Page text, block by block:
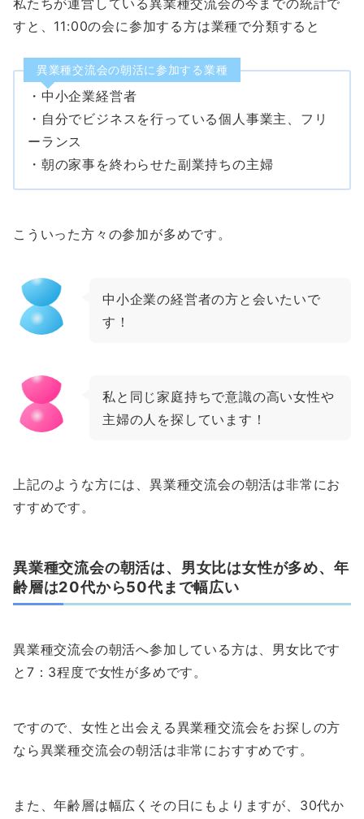
私たちが運営している異業種交流会の今までの統計で
すと、11:00の会に参加する方は業種で分類すると
異業種交流会の朝活に参加する業種
・中小企業経営者
・自分でビジネスを行っている個人事業主、フリ
ーランス
・朝の家事を終わらせた副業持ちの主婦
こういった方々の参加が多めです。
中小企業の経営者の方と会いたいで
す！
私と同じ家庭持ちで意識の高い女性や
主婦の人を探しています！
上記のような方には、異業種交流会の朝活は非常にお
すすめです。
異業種交流会の朝活は、男女比は女性が多め、年
齢層は20代から50代まで幅広い
異業種交流会の朝活へ参加している方は、男女比です
と7：3程度で女性が多めです。
ですので、女性と出会える異業種交流会をお探しの方
なら異業種交流会の朝活は非常におすすめです。
また、年齢層は幅広くその日にもよりますが、30代か